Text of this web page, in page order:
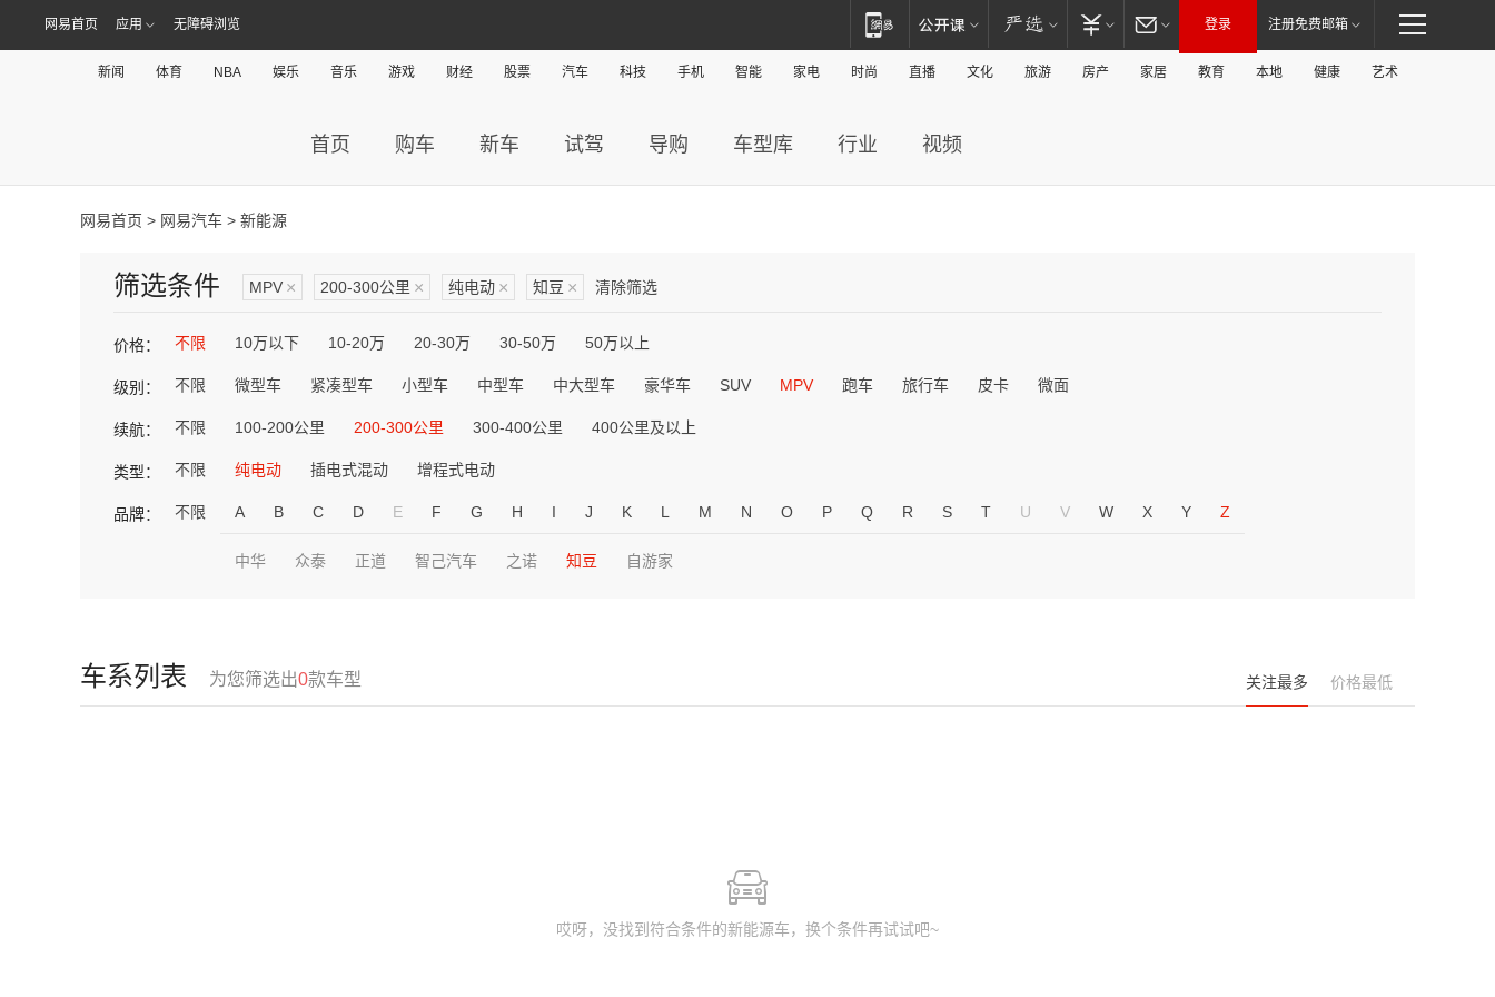
网易首页 应用 无障碍浏览 登录 注册免费邮箱
新闻 体育 NBA 娱乐 音乐 游戏 财经 股票 汽车 科技 手机 智能 家电 时尚 直播 文化 旅游 房产 家居 教育 本地 健康 艺术
首页 购车 新车 试驾 导购 车型库 行业 视频
网易首页 > 网易汽车 > 新能源
筛选条件 MPV × 200-300公里 × 纯电动 × 知豆 × 清除筛选
价格： 不限 10万以下 10-20万 20-30万 30-50万 50万以上
级别： 不限 微型车 紧凑型车 小型车 中型车 中大型车 豪华车 SUV MPV 跑车 旅行车 皮卡 微面
续航： 不限 100-200公里 200-300公里 300-400公里 400公里及以上
类型： 不限 纯电动 插电式混动 增程式电动
品牌： 不限 A B C D E F G H I J K L M N O P Q R S T U V W X Y Z
中华 众泰 正道 智己汽车 之诺 知豆 自游家
车系列表 为您筛选出0款车型 关注最多 价格最低
哎呀，没找到符合条件的新能源车，换个条件再试试吧~